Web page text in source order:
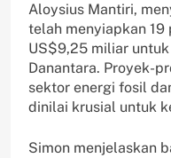
Aloysius Mantiri,
telah menyiapkan
US$9,25 miliar
Danantara. Proyek-
sektor energi fosil
dinilai krusial untuk
Simon menjelaskan